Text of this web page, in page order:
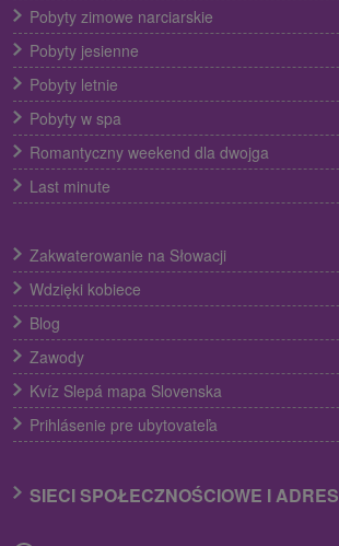
Pobyty zimowe narciarskie
Pobyty jesienne
Pobyty letnie
Pobyty w spa
Romantyczny weekend dla dwojga
Last minute
Zakwaterowanie na Słowacji
Wdzięki kobiece
Blog
Zawody
Kvíz Slepá mapa Slovenska
Prihlásenie pre ubytovateľa
SIECI SPOŁECZNOŚCIOWE I ADRES